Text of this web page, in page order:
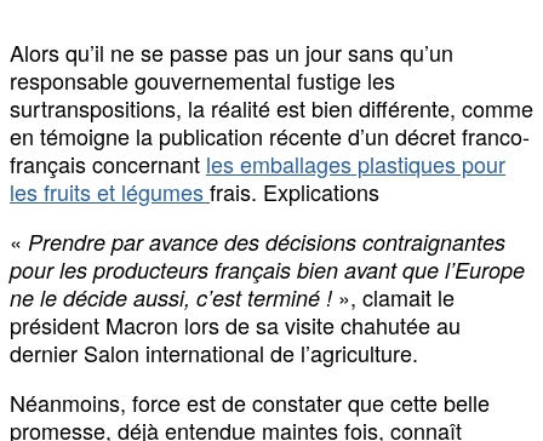
Alors qu’il ne se passe pas un jour sans qu’un
responsable gouvernemental fustige les
surtranspositions, la réalité est bien différente, comme
en témoigne la publication récente d’un décret franco-
français concernant les emballages plastiques pour
les fruits et légumesfrais. Explications
« Prendre par avance des décisions contraignantes
pour les producteurs français bien avant que l’Europe
ne le décide aussi, c’est terminé ! », clamait le
président Macron lors de sa visite chahutée au
dernier Salon international de l’agriculture.
Néanmoins, force est de constater que cette belle
promesse, déjà entendue maintes fois, connaît